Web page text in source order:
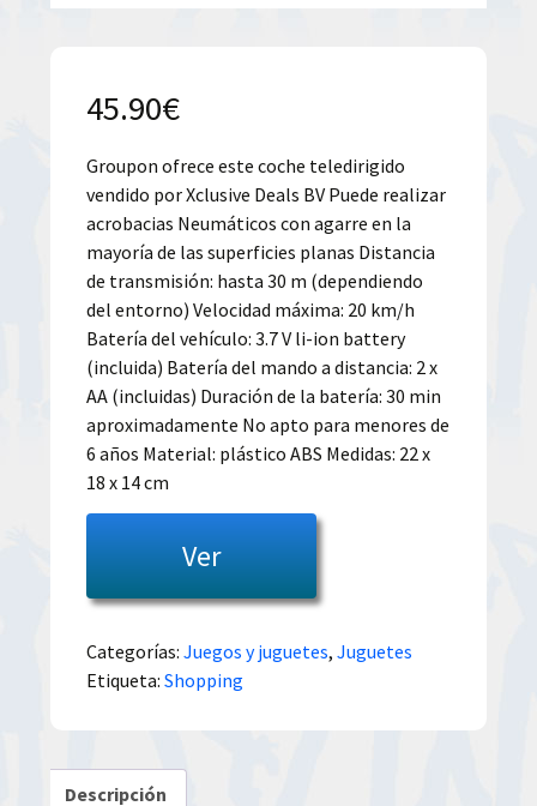
45.90€
Groupon ofrece este coche teledirigido
vendido por Xclusive Deals BV Puede realizar
acrobacias Neumáticos con agarre en la
mayoría de las superficies planas Distancia
de transmisión: hasta 30 m (dependiendo
del entorno) Velocidad máxima: 20 km/h
Batería del vehículo: 3.7 V li-ion battery
(incluida) Batería del mando a distancia: 2 x
AA (incluidas) Duración de la batería: 30 min
aproximadamente No apto para menores de
6 años Material: plástico ABS Medidas: 22 x
18 x 14 cm
Ver
Categorías:Juegos y juguetes,Juguetes
Etiqueta:Shopping
Descripción